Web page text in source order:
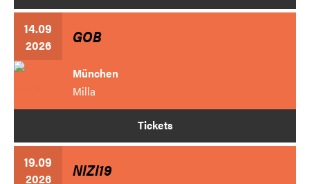
14.09
2026 GOB
München
Milla
Tickets
19.09
2026 NIZI19